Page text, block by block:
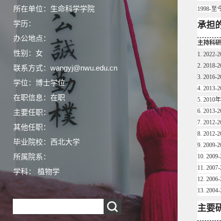
所在单位：生命科学学院
学历：
办公地点：
性别：女
联系方式：wangyj@nwu.edu.cn
学位：博士学位
在职信息：在职
主要任职：
其他任职：
毕业院校：西北大学
所属院系：
学科： 植物学
1998-至
承担
主持科
1. 2022-
2. 2018-
3. 2016-
4. 2013-
5. 2010
6. 2013-
7. 2012-
8. 2012-
9. 2009-
10.
11.
12.
13.
主要